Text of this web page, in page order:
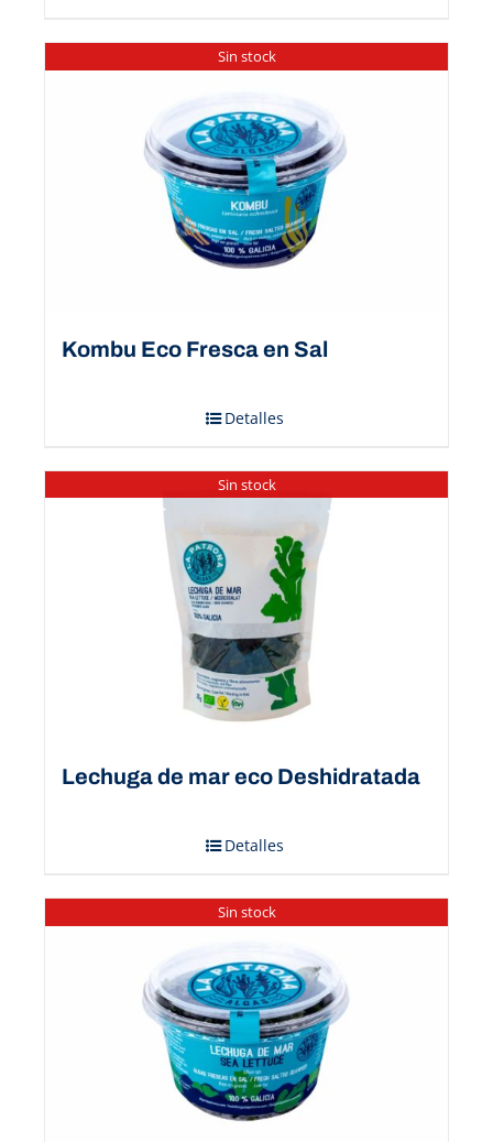
Sin stock
Kombu Eco Fresca en Sal
Detalles
Sin stock
Lechuga de mar eco Deshidratada
Detalles
Sin stock